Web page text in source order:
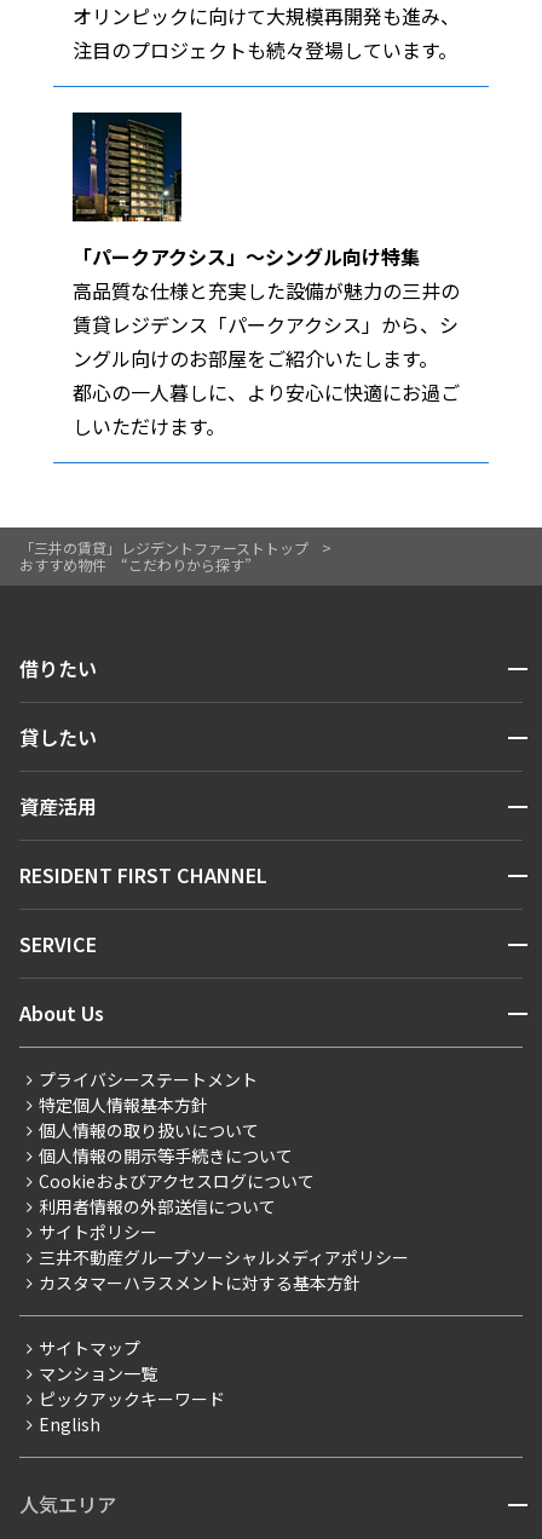
「三井の賃貸」レジデントファーストトップ
おすすめ物件 “こだわりから探す”
オリンピックに向けて大規模再開発も進み、
注目のプロジェクトも続々登場しています。
「パークアクシス」～シングル向け特集
高品質な仕様と充実した設備が魅力の三井の
賃貸レジデンス「パークアクシス」から、シ
ングル向けのお部屋をご紹介いたします。
都心の一人暮しに、より安心に快適にお過ご
しいただけます。
借りたい 開閉
人気エリアから探す
新着情報から探す
ニュースから探す
こだわりから探す
こだわり一覧
プレミアムマンション
新築
当社限定（港区・渋谷区）
当社限定（港区・渋谷区以外）
三井不動産企画
分譲賃貸
フリーレント
ペット可
コンシェルジュ付き
貸したい 開閉
お問い合わせ
資産活用 開閉
お問い合わせ
RESIDENT FIRST CHANNEL 開閉
マンションレポート
住まいのコラム
SERVICE 開閉
会員ページ
ご入居・提携サービス
お部屋探しからご契約まで
よくあるご質問
社宅紹介
【仲介会社様向け】当社仲介事業部取り扱い物件入居申込
About Us 開閉
会社情報
事業案内
採用情報
ニュースリリース
お問い合わせ
プライバシーステートメント
特定個人情報基本方針
個人情報の取り扱いについて
個人情報の開示等手続きについて
Cookieおよびアクセスログについて
利用者情報の外部送信について
サイトポリシー
三井不動産グループソーシャルメディアポリシー
カスタマーハラスメントに対する基本方針
サイトマップ
マンション一覧
ピックアックキーワード
English
人気エリア 開閉